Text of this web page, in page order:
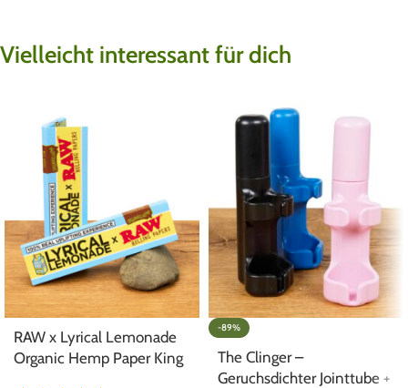
Vielleicht interessant für dich
RAW x Lyrical Lemonade
Organic Hemp Paper King
-89%
The Clinger –
Geruchsdichter Jointtube +